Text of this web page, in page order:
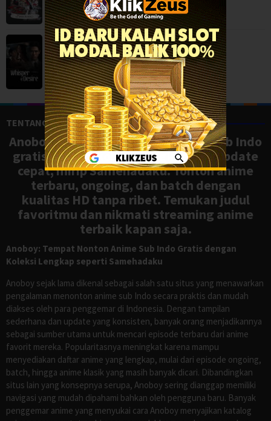
Whisper of Desire (2026)
Mystery ,Serial TV
TENTANG ANOBOY
Anoboy adalah situs nonton anime sub Indo
gratis dengan koleksi lengkap dan update
cepat, mirip Samehadaku. Tonton anime
terbaru, ongoing, dan batch dengan
kualitas HD tanpa ribet. Temukan judul
favoritmu dan nikmati streaming anime
terbaik kapan saja.
Anoboy: Tempat Nonton Anime Sub Indo Gratis dengan
Koleksi Lengkap seperti Samehadaku
Anoboy sejak lama dikenal sebagai salah satu situs yang menawarkan
pengalaman menonton anime sub Indo secara praktis dan mudah
diakses oleh para penggemar di Indonesia. Dengan tampilan
sederhana dan update yang konsisten, banyak orang menjadikannya
sebagai sumber utama untuk mencari episode terbaru dari anime
favorit mereka. Popularitasnya meningkat karena mampu
menyediakan daftar anime yang lengkap, mulai dari episode ongoing,
batch, hingga anime klasik yang masih banyak dicari. Dibandingkan
situs lain yang konsepnya serupa, Anoboy sering dianggap memiliki
navigasi yang mudah dipahami bahkan oleh pengguna baru. Banyak
penggemar anime yang menyukai cara Anoboy menyajikan katalog